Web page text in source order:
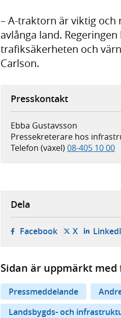
– A-traktorn är viktig
avlånga land.
trafiksäkerheten och
Carlson.
Presskontakt
Ebba Gustavsson
Pressekreterare hos
Telefon (växel) 08-405 10 00
Dela
Facebook- öppnas i ny
X- öppnas i
Sidan är uppmärkt
Pressmeddelande
Landsbygds- och